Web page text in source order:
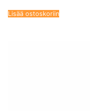
Lisää ostoskoriin